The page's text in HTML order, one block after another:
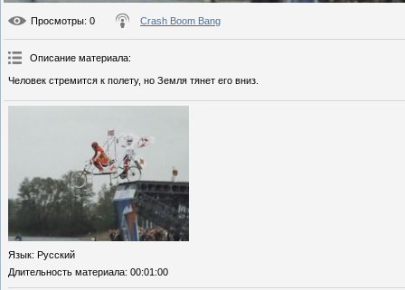
Просмотры: 0 Crash Boom Bang
Описание материала:
Человек стремится к полету, но Земля тянет его вниз.
Язык: Русский
Длительность материала: 00:01:00